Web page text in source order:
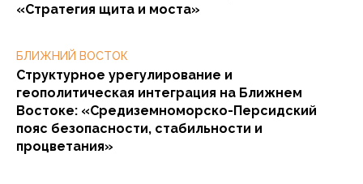
«Стратегия щита и моста»
БЛИЖНИЙ ВОСТОК
Структурное урегулирование и
геополитическая интеграция на Ближнем
Востоке: «Средиземноморско-Персидский
пояс безопасности, стабильности и
процветания»